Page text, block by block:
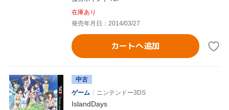
在庫あり
発売年月日：2014/03/27
カートへ追加
中古
ゲーム
ニンテンドー3DS
IslandDays